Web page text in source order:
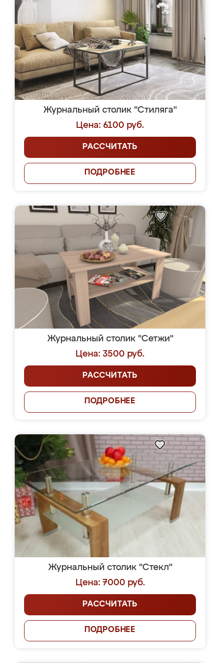
Журнальный столик "Стиляга"
Цена: 6100 руб.
РАССЧИТАТЬ
ПОДРОБНЕЕ
Журнальный столик "Сетжи"
Цена: 3500 руб.
РАССЧИТАТЬ
ПОДРОБНЕЕ
Журнальный столик "Стекл"
Цена: 7000 руб.
РАССЧИТАТЬ
ПОДРОБНЕЕ